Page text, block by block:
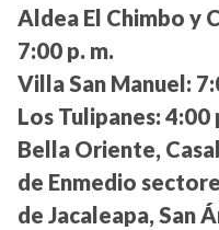
Aldea El Chimbo y
7:00 p. m.
Villa San Manuel:
Los Tulipanes: 4:00
Bella Oriente,
de Enmedio
de Jacaleapa, San